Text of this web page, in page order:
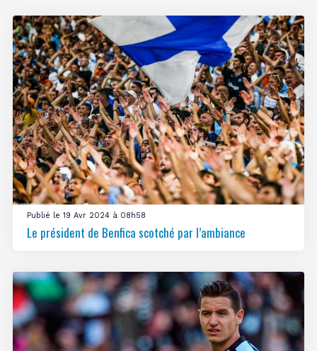
Publié le 19 Avr 2024 à 08h58
Le président de Benfica scotché par l’ambiance